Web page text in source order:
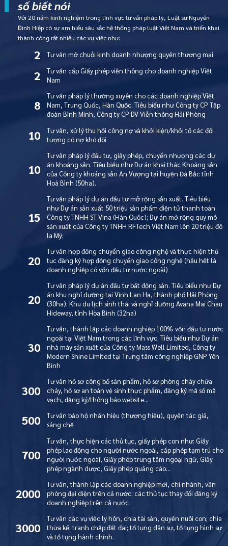
số biết nói
Với 20 năm kinh nghiệm trong lĩnh vực tư vấn pháp lý, Luật sư Nguyễn
Đình Hiệp có sự am hiểu sâu sắc hệ thống pháp luật Việt Nam và triển khai
thành công rất nhiều các vụ việc như:
2 Tư vấn mở chuỗi kinh doanh nhượng quyền thương mại
2
Tư vấn cấp Giấy phép viễn thông cho doanh nghiệp Việt
Nam
8
Tư vấn pháp lý thường xuyên cho các doanh nghiệp Việt
Nam, Trung Quốc, Hàn Quốc. Tiêu biểu như Công ty CP Tập
đoàn Bình Minh, Công ty CP DV Viễn thông Hải Phòng
10
Tư vấn, xử lý thu hồi công nợ và khởi kiện/khởi tố các đối
tượng có nợ khó đòi
10
Tư vấn pháp lý đầu tư, giấy phép, chuyển nhượng các dự
án khoáng sản. Tiêu biểu như Dự án khai thác Khoáng sản
của Công ty khoáng sản An Vượng tại huyện Đà Bắc tỉnh
Hoà Bình (50ha).
15
Tư vấn pháp lý dự án đầu tư mở rộng sản xuất. Tiêu biểu
như Dự án sản xuất 50 triệu sản phẩm điện tử thanh toán
Công ty TNHH ST Vina (Hàn Quốc); Dự án mở rộng quy mô
sản xuất của Công ty TNHH RFTech Việt Nam lên 20 triệu đô
la Mỹ;
20
Tư vấn hợp đồng chuyển giao công nghệ và thực hiện thủ
tục đăng ký hợp đồng chuyển giao công nghệ (hầu hết là
doanh nghiệp có vốn đầu tư nước ngoài)
20
Tư vấn pháp lý dự án đầu tư bất động sản. Tiêu biểu như Dự
án khu nghỉ dưỡng tại Vịnh Lan Hạ, thành phố Hải Phòng
(30ha); Khu du lịch sinh thái và nghỉ dưỡng Avana Mai Chau
Hideway, tỉnh Hòa Bình (32ha)
30
Tư vấn, thành lập các doanh nghiệp 100% vốn đầu tư nước
ngoài tại Việt Nam trong các lĩnh vực. Tiêu biểu như Dự án
nhà máy sản xuất của Công ty Mass Well Limited, Công ty
Modern Shine Limited tại Trung tâm công nghiệp GNP Yên
Bình
300
Tư vấn hồ sơ công bố sản phẩm, hồ sơ phòng cháy chữa
cháy, hồ sơ an toàn vệ sinh thực phẩm, đăng ký mã số mã
vạch, đăng ký/thông báo website…
500
Tư vấn bảo hộ nhãn hiệu (thương hiệu), quyền tác giả,
sáng chế
700
Tư vấn, thực hiện các thủ tục, giấy phép con như: Giấy
phép lao động cho người nước ngoài, cấp phép tạm trú cho
người nước ngoài, Giấy phép trung tâm ngoại ngữ, Giấy
phép ngành dược, Giấy phép quảng cáo…
2000
Tư vấn, thành lập các doanh nghiệp mới, chi nhánh, văn
phòng đại diện trên cả nước; các thủ tục thay đổi đăng ký
doanh nghiệp trên cả nước
3000
Tư vấn các vụ việc ly hôn, chia tài sản, quyền nuôi con; chia
thừa kế; tranh chấp đất đai; tố tụng dân sự, tố tụng hình sự
và tố tụng hành chính.